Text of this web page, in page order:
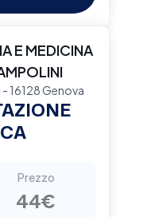
E MEDICINA
16128 Genova
Prezzo
44€